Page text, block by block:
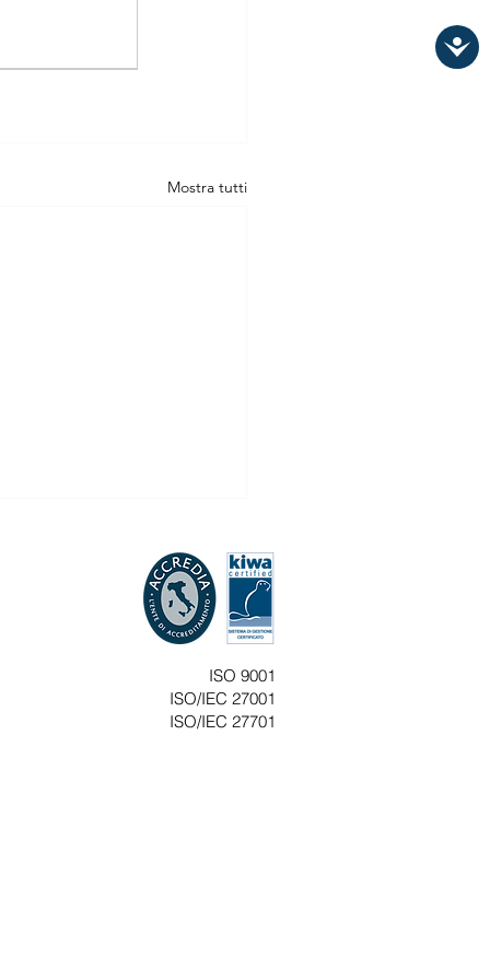
Mostra tutti
e modulo provvisorio per
di Fine Rapporto
Flash n.21/2026 Gentile
ISO 9001
ISO/IEC 27001
ISO/IEC 27701